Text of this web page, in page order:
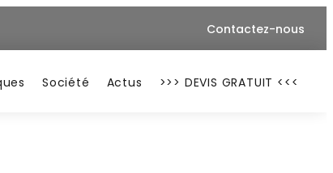
Contactez-nous
Société Actus >>> DEVIS GRATUIT <<<